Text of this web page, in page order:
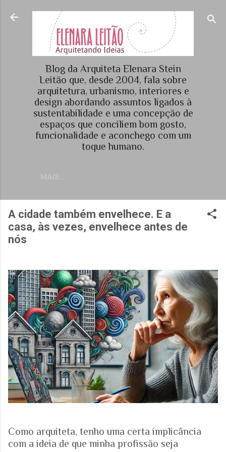
Pular para o conteúdo principal
Blog da Arquiteta Elenara Stein
Leitão que, desde 2004, fala sobre
arquitetura, urbanismo, interiores e
design abordando assuntos ligados à
sustentabilidade e uma concepção de
espaços que conciliem bom gosto,
funcionalidade e aconchego com um
toque humano.
A cidade também envelhece. E a
casa, às vezes, envelhece antes de
nós
Como arquiteta, tenho uma certa implicância
com a ideia de que minha profissão seja